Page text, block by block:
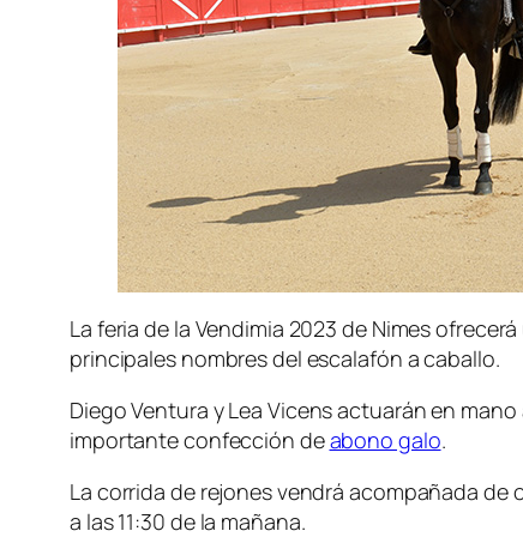
La feria de la Vendimia 2023 de Nimes
principales nombres del escalafón a caballo.
Diego Ventura y Lea Vicens actuarán en
importante confección deabono galo.
La corrida de rejones vendrá acompañada
a las 11:30 de la mañana.